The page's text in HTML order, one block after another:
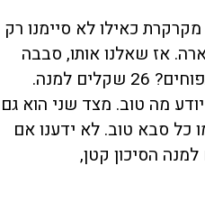
כאילו לא סיימנו רק
אז שאלנו אותו, סבבה
סבא, 24 כדורים, אבל כמה תפוחים? 26 שקלים למנה.
מה טוב. מצד שני הוא גם
כל סבא טוב. לא ידענו אם
ב־26 שקלים למנה הסיכון קטן,